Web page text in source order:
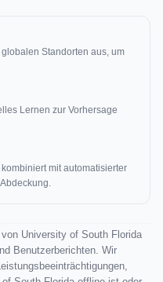
Standorten aus, um
Lernen zur Vorhersage
mit automatisierter
University of South Florida
Benutzerberichten. Wir